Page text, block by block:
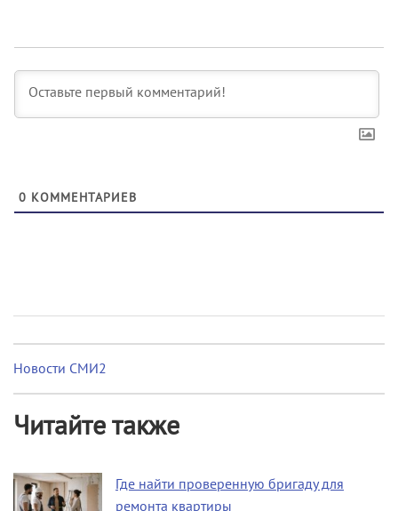
0 КОММЕНТАРИЕВ
Новости СМИ2
Читайте также
Где найти проверенную бригаду для
ремонта квартиры